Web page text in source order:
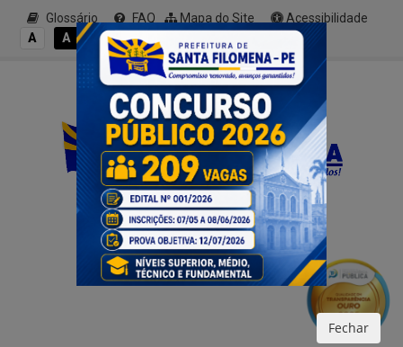
Glossário FAQ Mapa do Site
Acessibilidade
A
A A- A A+
Fechar